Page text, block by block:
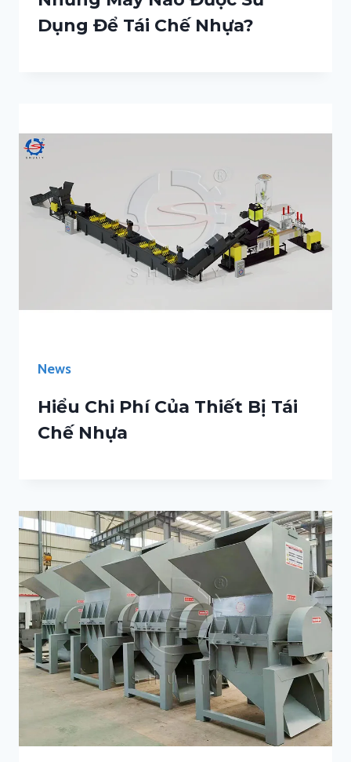
Dụng Để Tái Chế Nhựa?
News
Hiểu Chi Phí Của Thiết Bị Tái
Chế Nhựa